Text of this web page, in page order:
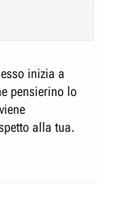
di meno...
inizia a
pensierino lo
alla tua.